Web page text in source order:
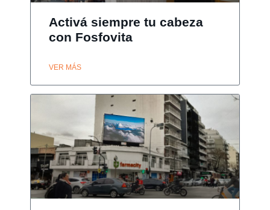
Activá siempre tu cabeza
con Fosfovita
VER MÁS